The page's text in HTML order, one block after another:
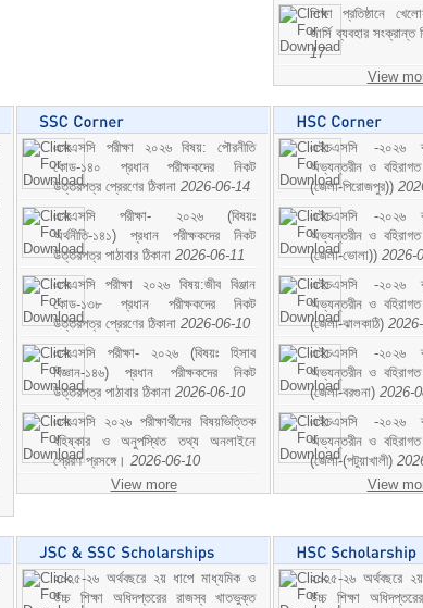
শিক্ষা প্রতিষ্ঠানে
জার্সি ব্যবহার সংক্রান্ত
17
View
এসএসসি পরীক্ষা ২০২৬ বিষয়: পৌরনীতি
কোড-১৪০ প্রধান পরীক্ষকদের নিকট
উত্তরপত্র প্রেরণের ঠিকানা 2026-06-14
এসএসসি পরীক্ষা- ২০২৬ (বিষয়ঃ
অর্থনীতি-১৪১) প্রধান পরীক্ষকদের নিকট
উত্তরপত্র পাঠাবার ঠিকানা 2026-06-11
এসএসসি পরীক্ষা ২০২৬ বিষয়:জীব বিঞ্জান
কোড-১৩৮ প্রধান পরীক্ষকদের নিকট
উত্তরপত্র প্রেরণের ঠিকানা 2026-06-10
এসএসসি পরীক্ষা- ২০২৬ (বিষয়ঃ হিসাব
বিজ্ঞান-১৪৬) প্রধান পরীক্ষকদের নিকট
উত্তরপত্র পাঠাবার ঠিকানা 2026-06-10
এসএসসি ২০২৬ পরীক্ষার্থীদের বিষয়ভিত্তিক
বহিষ্কার ও অনুপস্থিত তথ্য অনলাইনে
প্রেরণ প্রসঙ্গে। 2026-06-10
View more
এইচএসসি -২০২৬
অভ্যন্তরীন ও বহিরাগত
(জেলা-পিরোজপুর))
এইচএসসি -২০২৬
অভ্যন্তরীন ও বহিরাগত
(জেলা-ভোলা)) 2026-
এইচএসসি -২০২৬
অভ্যন্তরীন ও বহিরাগত
(জেলা-ঝালকাঠি)
এইচএসসি -২০২৬
অভ্যন্তরীন ও বহিরাগত
(জেলা-বরগুনা) 2026-
এইচএসসি -২০২৬
অভ্যন্তরীন ও বহিরাগত
(জেলা-(পটুয়াখালী)
View
২০২৫-২৬ অর্থবছরে ২য় ধাপে মাধ্যমিক ও
উচ্চ শিক্ষা অধিদপ্তরের রাজস্ব খাতভুক্ত
২০২৫-২৬ অর্থবছরে
উচ্চ শিক্ষা